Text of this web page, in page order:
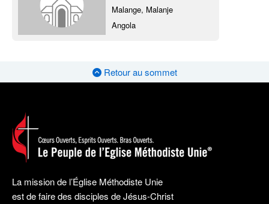
Malange, Malanje
Angola
Retour au sommet
La mission de l’Église Méthodiste Unie
est de faire des disciples de Jésus-Christ